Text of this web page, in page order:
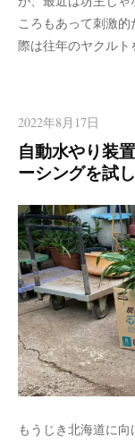
ころもあって刺激
際は往年のヤクル
2022年8月17日
自動水やり装
ーシングを試
もうじき北海道に